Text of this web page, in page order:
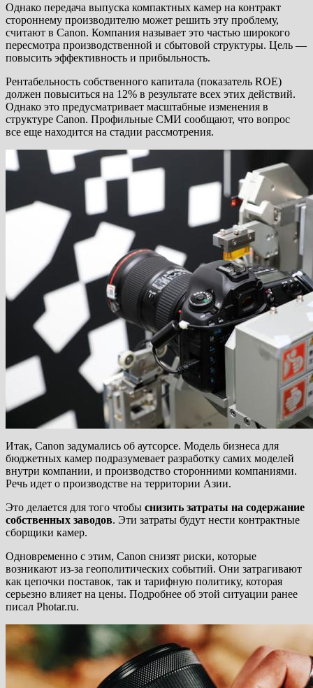
Однако передача выпуска компактных камер на контракт
стороннему производителю может решить эту проблему,
считают в Canon. Компания называет это частью широкого
пересмотра производственной и сбытовой структуры. Цель —
повысить эффективность и прибыльность.
Рентабельность собственного капитала (показатель ROE)
должен повыситься на 12% в результате всех этих действий.
Однако это предусматривает масштабные изменения в
структуре Canon. Профильные СМИ сообщают, что вопрос
все еще находится на стадии рассмотрения.
Итак, Canon задумались об аутсорсе. Модель бизнеса для
бюджетных камер подразумевает разработку самих моделей
внутри компании, и производство сторонними компаниями.
Речь идет о производстве на территории Азии.
Это делается для того чтобы снизить затраты на содержание
собственных заводов. Эти затраты будут нести контрактные
сборщики камер.
Одновременно с этим, Canon снизят риски, которые
возникают из-за геополитических событий. Они затрагивают
как цепочки поставок, так и тарифную политику, которая
серьезно влияет на цены. Подробнее об этой ситуации ранее
писал Photar.ru.